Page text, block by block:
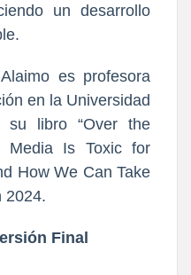
un desarrollo
es profesora
en la Universidad
su libro “Over the
Media Is Toxic for
How We Can Take
2024.
Final